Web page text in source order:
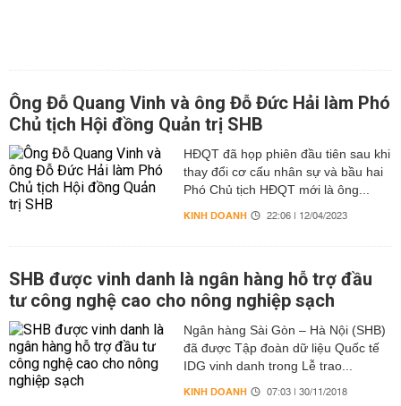
Ông Đỗ Quang Vinh và ông Đỗ Đức Hải làm Phó
Chủ tịch Hội đồng Quản trị SHB
HĐQT đã họp phiên đầu tiên sau khi
thay đổi cơ cấu nhân sự và bầu hai
Phó Chủ tịch HĐQT mới là ông...
KINH DOANH 22:06 | 12/04/2023
SHB được vinh danh là ngân hàng hỗ trợ đầu
tư công nghệ cao cho nông nghiệp sạch
Ngân hàng Sài Gòn – Hà Nội (SHB)
đã được Tập đoàn dữ liệu Quốc tế
IDG vinh danh trong Lễ trao...
KINH DOANH 07:03 | 30/11/2018